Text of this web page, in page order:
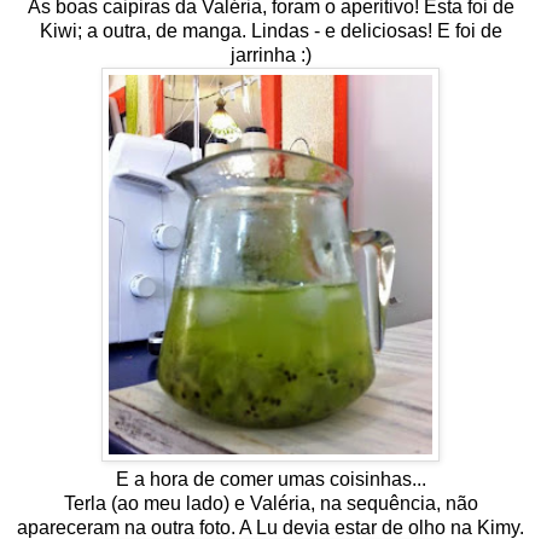
As boas caipiras da Valéria, foram o aperitivo! Esta foi de
Kiwi; a outra, de manga. Lindas - e deliciosas! E foi de
jarrinha :)
E a hora de comer umas coisinhas...
Terla (ao meu lado) e Valéria, na sequência, não
apareceram na outra foto. A Lu devia estar de olho na Kimy.